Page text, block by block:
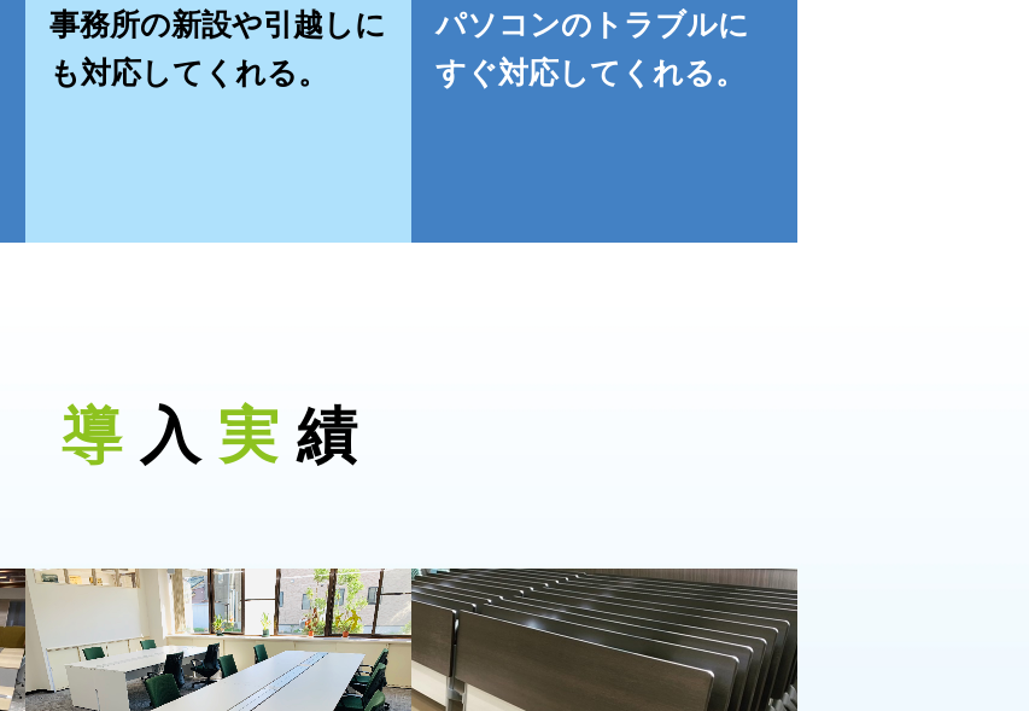
事務所の新設や引越しに
も対応してくれる。
パソコンのトラブルに
すぐ対応してくれる。
導 入 実 績